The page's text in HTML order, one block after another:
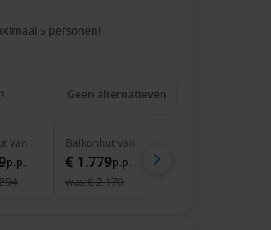
5 personen!
Geen alternatieven
van
p.p.
Balkonhutvan
€ 1.779p.p.
was€ 2.170